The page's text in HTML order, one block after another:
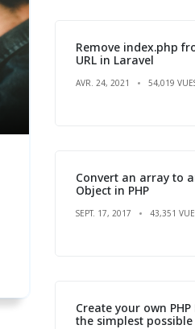
Remove index.php
URL in Laravel
AVR. 24, 2021 54,019
Convert an array to
Object in PHP
SEPT. 17, 2017 43,351
Create your own
the simplest possible